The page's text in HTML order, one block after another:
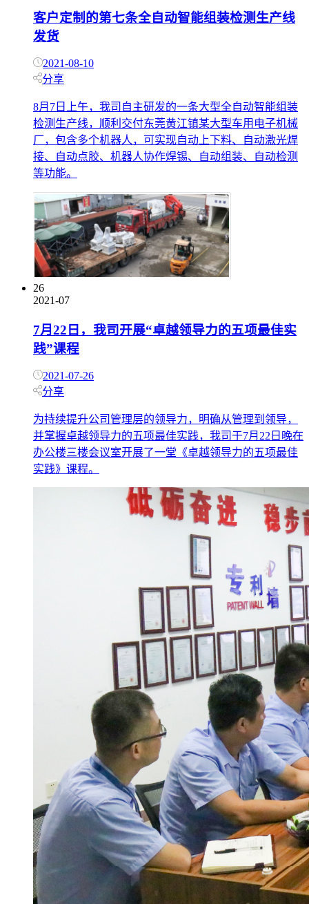
客户定制的第七条全自动智能组装检测生产线
发货
2021-08-10
分享
8月7日上午，我司自主研发的一条大型全自动智能组装
检测生产线，顺利交付东莞黄江镇某大型车用电子机械
厂，包含多个机器人，可实现自动上下料、自动激光焊
接、自动点胶、机器人协作焊锡、自动组装、自动检测
等功能。
26
2021-07
7月22日，我司开展“卓越领导力的五项最佳实
践”课程
2021-07-26
分享
为持续提升公司管理层的领导力，明确从管理到领导，
并掌握卓越领导力的五项最佳实践，我司于7月22日晚在
办公楼三楼会议室开展了一堂《卓越领导力的五项最佳
实践》课程。